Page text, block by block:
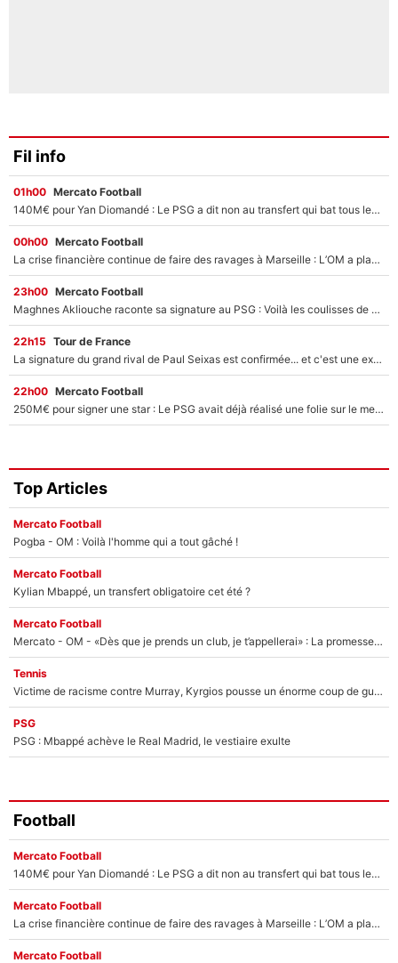
Fil info
01h00 Mercato Football
140M€ pour Yan Diomandé : Le PSG a dit non au transfert qui bat tous les records sur le mercato
00h00 Mercato Football
La crise financière continue de faire des ravages à Marseille : L’OM a placé 12 joueurs sur le marché des transferts… et ça pourrait lui rapporter près de 100M€ !
23h00 Mercato Football
Maghnes Akliouche raconte sa signature au PSG : Voilà les coulisses de son transfert de rêve à 50M€
22h15 Tour de France
La signature du grand rival de Paul Seixas est confirmée... et c'est une excellente nouvelle pour l'équipe Decathlon-CMA CGM !
22h00 Mercato Football
250M€ pour signer une star : Le PSG avait déjà réalisé une folie sur le mercato bien avant Neymar !
Top Articles
Mercato Football
Pogba - OM : Voilà l'homme qui a tout gâché !
Mercato Football
Kylian Mbappé, un transfert obligatoire cet été ?
Mercato Football
Mercato - OM - «Dès que je prends un club, je t’appellerai» : La promesse de Marcelino au moment de claquer la porte
Tennis
Victime de racisme contre Murray, Kyrgios pousse un énorme coup de gueule !
PSG
PSG : Mbappé achève le Real Madrid, le vestiaire exulte
Football
Mercato Football
140M€ pour Yan Diomandé : Le PSG a dit non au transfert qui bat tous les records sur le mercato
Mercato Football
La crise financière continue de faire des ravages à Marseille : L’OM a placé 12 joueurs sur le marché des transferts… et ça pourrait lui rapporter près de 100M€ !
Mercato Football